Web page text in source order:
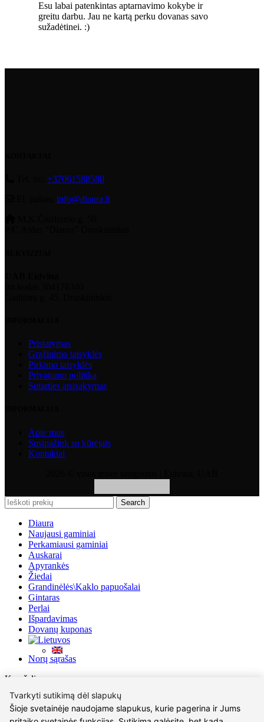
Esu labai patenkintas aptarnavimo kokybe ir
greitu darbu. Jau ne kartą perku dovanas savo
sužadėtinei. :)
+37061588580
info@diaura.lt
Pristatymas
Grąžinimo taisyklės
Pirkimo taisyklės
Privatumo politika
Sutarties atsisakymas
Apie mus
Susipažink su kūrėjais
Kontaktai
Search
Diaura
Naujausi gaminiai
Perkamiausi gaminiai
Auskarai
Apyrankės
Žiedai
Grandinėlės\Kaklo papuošalai
Gintaras
Perlai
Išpardavimas
Dovanų kuponas
Norų sąrašas
Krepšelis
Prisijungti
Uždaryti
Tvarkyti sutikimą dėl slapukų
Šioje svetainėje naudojame slapukus, kurie pagerina ir Jums